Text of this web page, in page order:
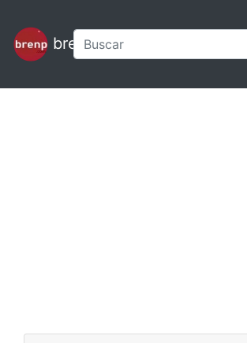
brenp